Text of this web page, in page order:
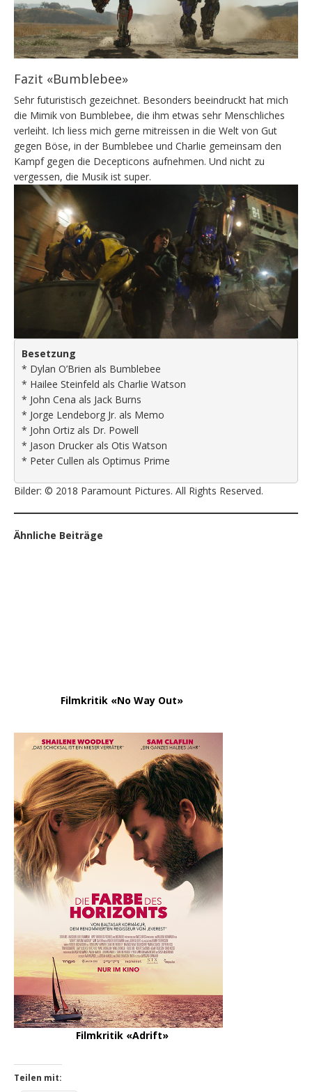
Fazit «Bumblebee»
Sehr futuristisch gezeichnet. Besonders beeindruckt hat mich
die Mimik von Bumblebee, die ihm etwas sehr Menschliches
verleiht. Ich liess mich gerne mitreissen in die Welt von Gut
gegen Böse, in der Bumblebee und Charlie gemeinsam den
Kampf gegen die Decepticons aufnehmen. Und nicht zu
vergessen, die Musik ist super.
Besetzung
* Dylan O’Brien als Bumblebee
* Hailee Steinfeld als Charlie Watson
* John Cena als Jack Burns
* Jorge Lendeborg Jr. als Memo
* John Ortiz als Dr. Powell
* Jason Drucker als Otis Watson
* Peter Cullen als Optimus Prime
Bilder: © 2018 Paramount Pictures. All Rights Reserved.
Ähnliche Beiträge
Filmkritik «No Way Out»